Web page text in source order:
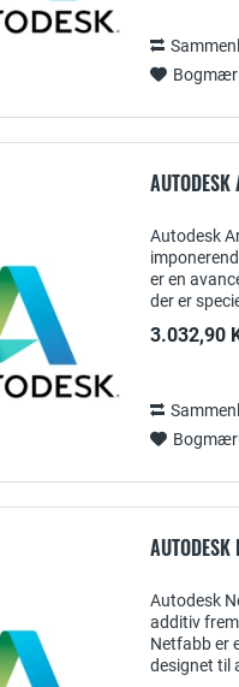
AUTODESK
Autodesk
er en
der er
3.032,90
AUTODESK
Autodesk
additiv
Netfabb er
designet til